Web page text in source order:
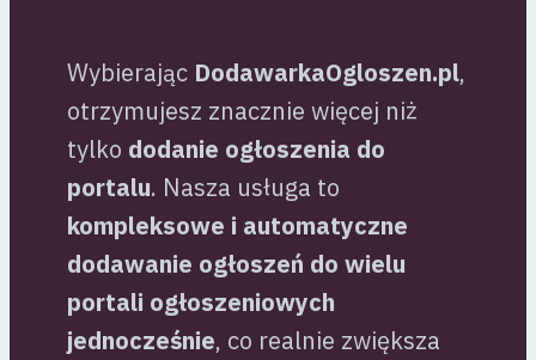
Wybierając DodawarkaOgloszen.pl,
otrzymujesz znacznie więcej niż
tylko dodanie ogłoszenia do
portalu. Nasza usługa to
kompleksowe i automatyczne
dodawanie ogłoszeń do wielu
portali ogłoszeniowych
jednocześnie, co realnie zwiększa